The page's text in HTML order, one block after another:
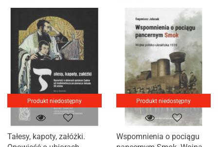
w Polsce
Produkt niedostępny
Tałesy, kapoty, załóżki.
Produkt niedostępny
Wspomnienia o pociągu